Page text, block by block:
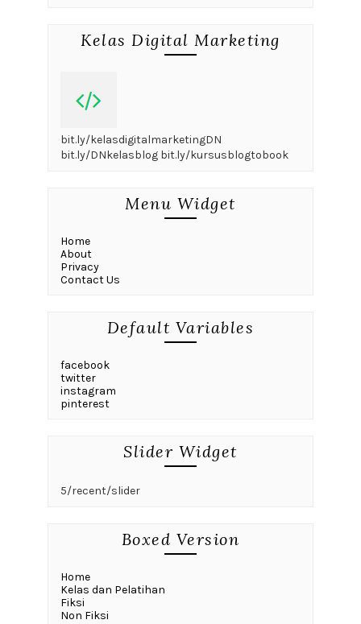
Kelas Digital Marketing
bit.ly/kelasdigitalmarketingDN
bit.ly/DNkelasblog bit.ly/kursusblogtobook
Menu Widget
Home
About
Privacy
Contact Us
Default Variables
facebook
twitter
instagram
pinterest
Slider Widget
5/recent/slider
Boxed Version
Home
Kelas dan Pelatihan
Fiksi
Non Fiksi